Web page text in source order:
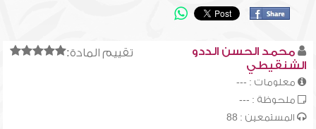
تقييم المادة:
محمد الحسن الددو
الشنقيطي
معلومات : ---
ملحوظة : ---
المستمعين : 88